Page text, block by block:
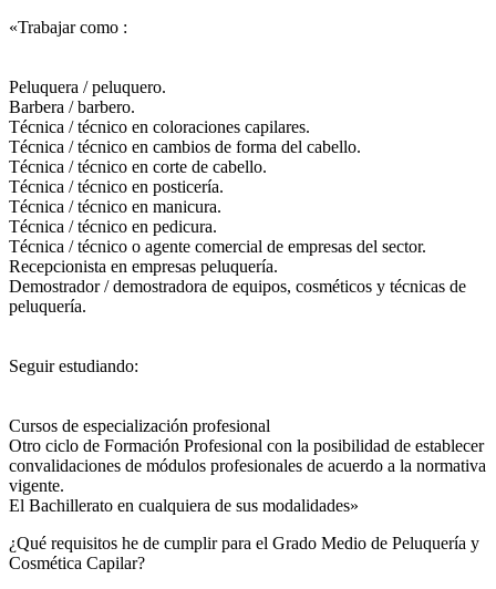
«Trabajar como :
Peluquera / peluquero.
Barbera / barbero.
Técnica / técnico en coloraciones capilares.
Técnica / técnico en cambios de forma del cabello.
Técnica / técnico en corte de cabello.
Técnica / técnico en posticería.
Técnica / técnico en manicura.
Técnica / técnico en pedicura.
Técnica / técnico o agente comercial de empresas del sector.
Recepcionista en empresas peluquería.
Demostrador / demostradora de equipos, cosméticos y técnicas de
peluquería.
Seguir estudiando:
Cursos de especialización profesional
Otro ciclo de Formación Profesional con la posibilidad de establecer
convalidaciones de módulos profesionales de acuerdo a la normativa
vigente.
El Bachillerato en cualquiera de sus modalidades»
¿Qué requisitos he de cumplir para el Grado Medio de Peluquería y
Cosmética Capilar?